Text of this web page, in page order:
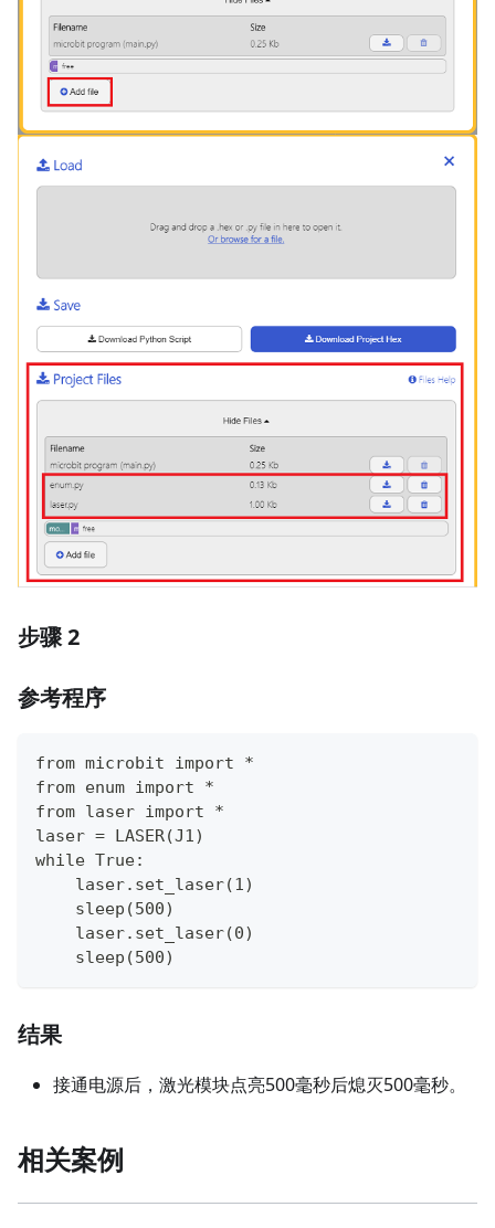
步骤 2
参考程序
from microbit import *
from enum import *
from laser import *
laser = LASER(J1)
while True:
    laser.set_laser(1)
    sleep(500)
    laser.set_laser(0)
    sleep(500)
结果
接通电源后，激光模块点亮500毫秒后熄灭500毫秒。
相关案例